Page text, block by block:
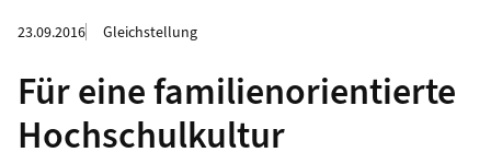
23.09.2016 Gleichstellung
Für eine familienorientierte
Hochschulkultur